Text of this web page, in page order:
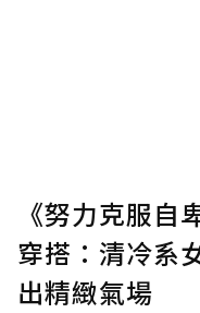
《努力克服自
穿搭：清冷系
出精緻氣場